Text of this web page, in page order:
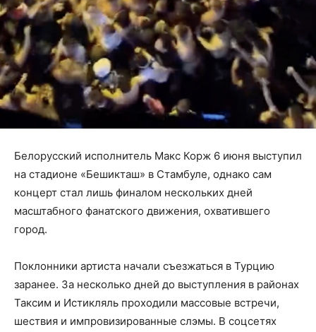
Белорусский исполнитель Макс Корж 6 июня выступил
на стадионе «Бешикташ» в Стамбуле, однако сам
концерт стал лишь финалом нескольких дней
масштабного фанатского движения, охватившего
город.
Поклонники артиста начали съезжаться в Турцию
заранее. За несколько дней до выступления в районах
Таксим и Истикляль проходили массовые встречи,
шествия и импровизированные слэмы. В соцсетях